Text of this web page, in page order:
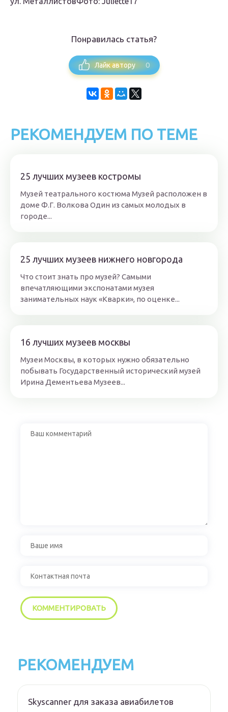
Понравилась статья?
Лайк автору 0
РЕКОМЕНДУЕМ ПО ТЕМЕ
25 лучших музеев костромы
Музей театрального костюма Музей расположен в
доме Ф.Г. Волкова Один из самых молодых в
городе...
25 лучших музеев нижнего новгорода
Что стоит знать про музей? Самыми
впечатляющими экспонатами музея
занимательных наук «Кварки», по оценке...
16 лучших музеев москвы
Музеи Москвы, в которых нужно обязательно
побывать Государственный исторический музей
Ирина Дементьева Музеев...
РЕКОМЕНДУЕМ
Skyscanner для заказа авиабилетов